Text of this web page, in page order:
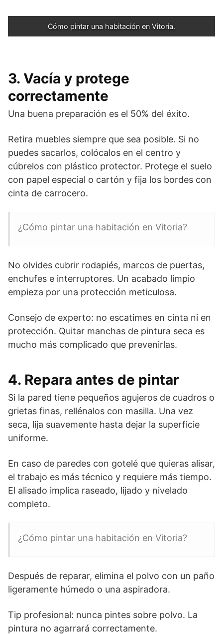
Cómo pintar una habitación en Vitoria.
3. Vacía y protege
correctamente
Una buena preparación es el 50% del éxito.
Retira muebles siempre que sea posible. Si no
puedes sacarlos, colócalos en el centro y
cúbrelos con plástico protector. Protege el suelo
con papel especial o cartón y fija los bordes con
cinta de carrocero.
¿Cómo pintar una habitación en Vitoria?
No olvides cubrir rodapiés, marcos de puertas,
enchufes e interruptores. Un acabado limpio
empieza por una protección meticulosa.
Consejo de experto: no escatimes en cinta ni en
protección. Quitar manchas de pintura seca es
mucho más complicado que prevenirlas.
4. Repara antes de pintar
Si la pared tiene pequeños agujeros de cuadros o
grietas finas, rellénalos con masilla. Una vez
seca, lija suavemente hasta dejar la superficie
uniforme.
En caso de paredes con gotelé que quieras alisar,
el trabajo es más técnico y requiere más tiempo.
El alisado implica raseado, lijado y nivelado
completo.
¿Cómo pintar una habitación en Vitoria?
Después de reparar, elimina el polvo con un paño
ligeramente húmedo o una aspiradora.
Tip profesional: nunca pintes sobre polvo. La
pintura no agarrará correctamente.